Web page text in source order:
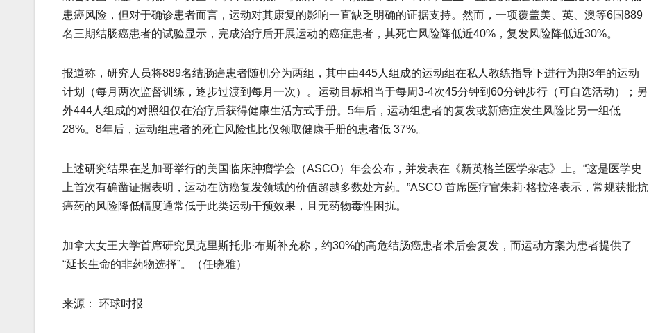
患癌风险，但对于确诊患者而言，运动对其康复的影响一直缺乏明确的证据支持。然而，一项覆盖美、英、澳等6国889
名三期结肠癌患者的试验显示，完成治疗后开展运动的癌症患者，其死亡风险降低近40%，复发风险降低近30%。
报道称，研究人员将889名结肠癌患者随机分为两组，其中由445人组成的运动组在私人教练指导下进行为期3年的运动
计划（每月两次监督训练，逐步过渡到每月一次）。运动目标相当于每周3-4次45分钟到60分钟步行（可自选活动）；另
外444人组成的对照组仅在治疗后获得健康生活方式手册。5年后，运动组患者的复发或新癌症发生风险比另一组低
28%。8年后，运动组患者的死亡风险也比仅领取健康手册的患者低 37%。
上述研究结果在芝加哥举行的美国临床肿瘤学会（ASCO）年会公布，并发表在《新英格兰医学杂志》上。“这是医学史
上首次有确凿证据表明，运动在防癌复发领域的价值超越多数处方药。”ASCO 首席医疗官朱莉·格拉洛表示，常规获批抗
癌药的风险降低幅度通常低于此类运动干预效果，且无药物毒性困扰。
加拿大女王大学首席研究员克里斯托弗·布斯补充称，约30%的高危结肠癌患者术后会复发，而运动方案为患者提供了
“延长生命的非药物选择”。（任晓雅）
来源： 环球时报